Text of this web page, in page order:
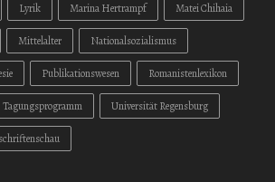
Lyrik Marina Hertrampf Matei Chihaia
Mittelalter Nationalsozialismus
Publikationswesen Romanistenlexikon
Tagungsprogramm Universität Regensburg